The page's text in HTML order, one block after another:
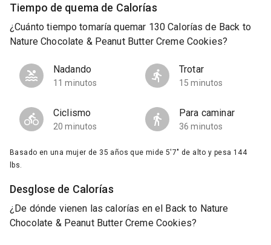
Tiempo de quema de Calorías
¿Cuánto tiempo tomaría quemar 130 Calorías de Back to
Nature Chocolate & Peanut Butter Creme Cookies?
Nadando
11 minutos
Trotar
15 minutos
Ciclismo
20 minutos
Para caminar
36 minutos
Basado en una mujer de 35 años que mide 5'7" de alto y pesa 144
lbs.
Desglose de Calorías
¿De dónde vienen las calorías en el Back to Nature
Chocolate & Peanut Butter Creme Cookies?